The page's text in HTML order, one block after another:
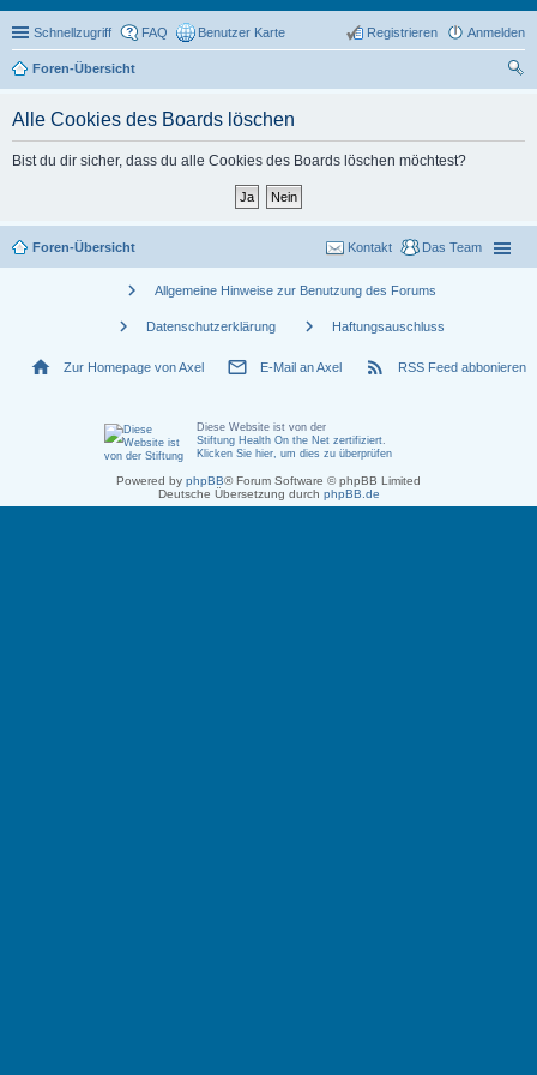
Schnellzugriff FAQ Benutzer Karte Anmelden
Registrieren
Foren-Übersicht
Alle Cookies des Boards löschen
Bist du dir sicher, dass du alle Cookies des Boards löschen möchtest?
Foren-Übersicht Das Team
Kontakt
chevron_right Allgemeine Hinweise zur Benutzung des Forums
chevron_right Datenschutzerklärung chevron_right Haftungsauschluss
home Zur Homepage von Axel mail_outline E-Mail an Axel rss_feed RSS Feed abbonieren
Diese Website ist von der
Stiftung Health On the Net zertifiziert.
Klicken Sie hier, um dies zu überprüfen
Powered by phpBB® Forum Software © phpBB Limited
Deutsche Übersetzung durch phpBB.de